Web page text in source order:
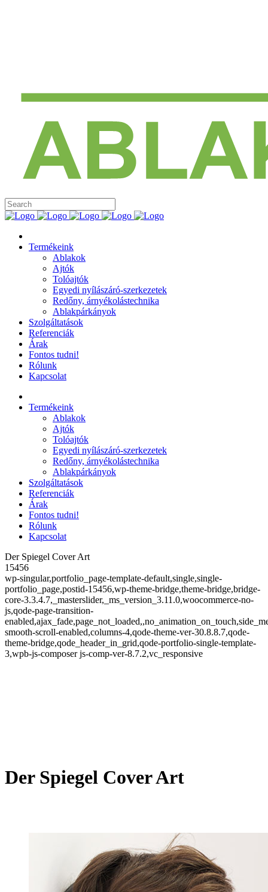
Termékeink
Ablakok
Ajtók
Tolóajtók
Egyedi nyílászáró-szerkezetek
Redőny, árnyékolástechnika
Ablakpárkányok
Szolgáltatások
Referenciák
Árak
Fontos tudni!
Rólunk
Kapcsolat
Termékeink
Ablakok
Ajtók
Tolóajtók
Egyedi nyílászáró-szerkezetek
Redőny, árnyékolástechnika
Ablakpárkányok
Szolgáltatások
Referenciák
Árak
Fontos tudni!
Rólunk
Kapcsolat
Der Spiegel Cover Art
15456
wp-singular,portfolio_page-template-default,single,single-
portfolio_page,postid-15456,wp-theme-bridge,theme-bridge,bridge-
core-3.3.4.7,_masterslider,_ms_version_3.11.0,woocommerce-no-
js,qode-page-transition-
smooth-scroll-enabled,columns-4,qode-theme-ver-30.8.8.7,qode-
theme-bridge,qode_header_in_grid,qode-portfolio-single-template-
3,wpb-js-composer js-comp-ver-8.7.2,vc_responsive
Der Spiegel Cover Art